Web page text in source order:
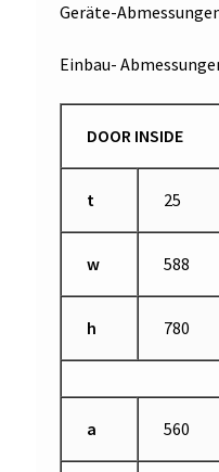
Geräte-Abmessungen
Einbau-
DOOR INSIDE
t 25
w 588
h 780
a 560